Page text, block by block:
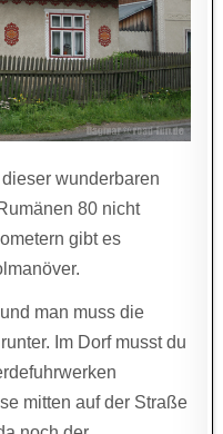
wunderbaren
80 nicht
gibt es
man muss die
Im Dorf musst du
mitten auf der Straße